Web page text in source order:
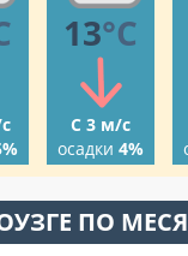
13°C
С 3 м/с
осадки 4%
ПО